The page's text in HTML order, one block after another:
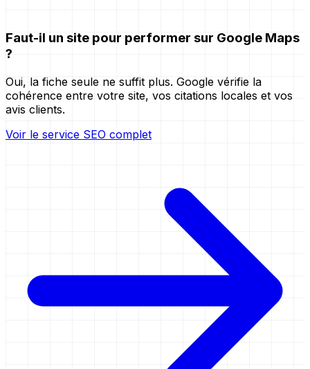
Faut-il un site pour performer sur Google Maps
?
Oui, la fiche seule ne suffit plus. Google vérifie la
cohérence entre votre site, vos citations locales et vos
avis clients.
Voir le service SEO complet